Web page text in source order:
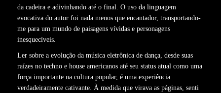
da cadeira e adivinhando até o final. O uso da linguagem
evocativa do autor foi nada menos que encantador, transportando-
me para um mundo de paisagens vívidas e personagens
inesquecíveis.
Ler sobre a evolução da música eletrônica de dança, desde suas
raízes no techno e house americanos até seu status atual como uma
força importante na cultura popular, é uma experiência
verdadeiramente cativante. À medida que virava as páginas, senti